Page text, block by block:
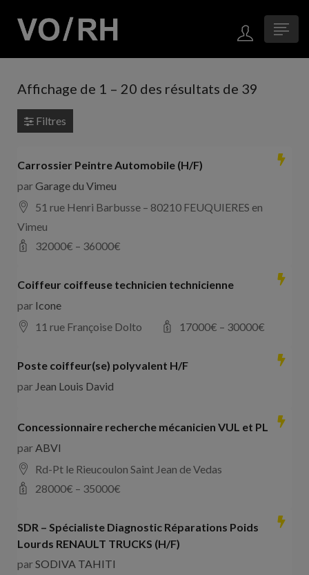
Affichage de 1 – 20 des résultats de 39
Filtres
Carrossier Peintre Automobile (H/F)
parGarage du Vimeu
51 rue Henri Barbusse – 80210 FEUQUIERES en
Vimeu
32000€ – 36000€
Coiffeur coiffeuse technicien technicienne
par Icone
11 rue Françoise Dolto
17000€ – 30000€
Poste coiffeur(se) polyvalent H/F
par Jean Louis David
Concessionnaire recherche mécanicien VUL et PL
parABVI
Rd-Pt le Rieucoulon Saint Jean de Vedas
28000€ – 35000€
SDR – Spécialiste Diagnostic Réparations Poids
Lourds RENAULT TRUCKS (H/F)
parSODIVA TAHITI